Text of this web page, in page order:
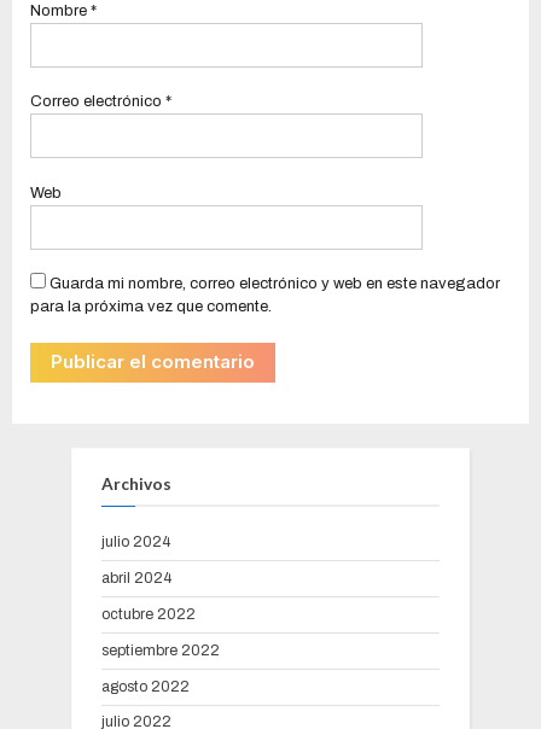
Nombre *
Correo electrónico *
Web
Guarda mi nombre, correo electrónico y web en este navegador
para la próxima vez que comente.
Archivos
julio 2024
abril 2024
octubre 2022
septiembre 2022
agosto 2022
julio 2022